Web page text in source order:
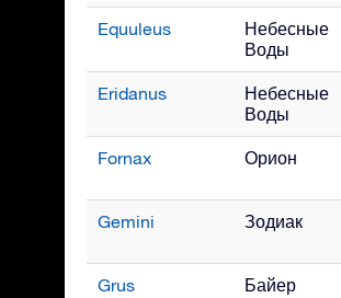
Equuleus
Небесные
Воды
Eridanus
Небесные
Воды
Fornax Орион
Gemini Зодиак
Grus Байер